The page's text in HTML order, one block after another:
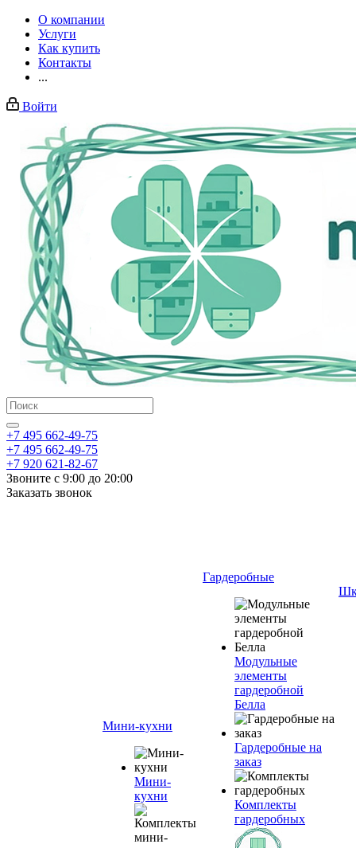
О компании
Услуги
Как купить
Контакты
...
Войти
+7 495 662-49-75
+7 495 662-49-75
+7 920 621-82-67
Звоните с 9:00 до 20:00
Заказать звонок
Мини-кухни
Мини-
кухни
Гардеробные
Модульные
элементы
гардеробной
Белла
Гардеробные на
заказ
Комплекты
гардеробных